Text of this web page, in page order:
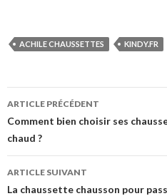
ACHILE CHAUSSETTES KINDY.FR
Navigation
des
articles
ARTICLE PRÉCÉDENT
Comment bien choisir ses
chaud ?
ARTICLE SUIVANT
La chaussette chausson pour